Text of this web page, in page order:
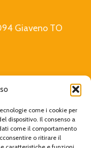
come i cookie per
dispositivo. Il consenso a
come il comportamento
o ritirare il
Giaveno TO
Viva Digital|